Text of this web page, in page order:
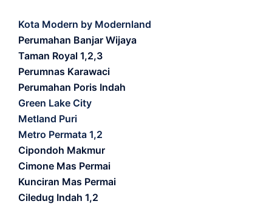
Kota Modern by Modernland
Perumahan Banjar Wijaya
Taman Royal 1,2,3
Perumnas Karawaci
Perumahan Poris Indah
Green Lake City
Metland Puri
Metro Permata 1,2
Cipondoh Makmur
Cimone Mas Permai
Kunciran Mas Permai
Ciledug Indah 1,2